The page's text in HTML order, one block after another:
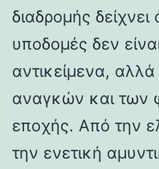
διαδρομής δείχνει
υποδομές δεν
αντικείμενα,
αναγκών και των
εποχής. Από την
την ενετική